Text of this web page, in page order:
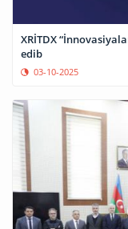
XRİTDX
edib
03-10-2025